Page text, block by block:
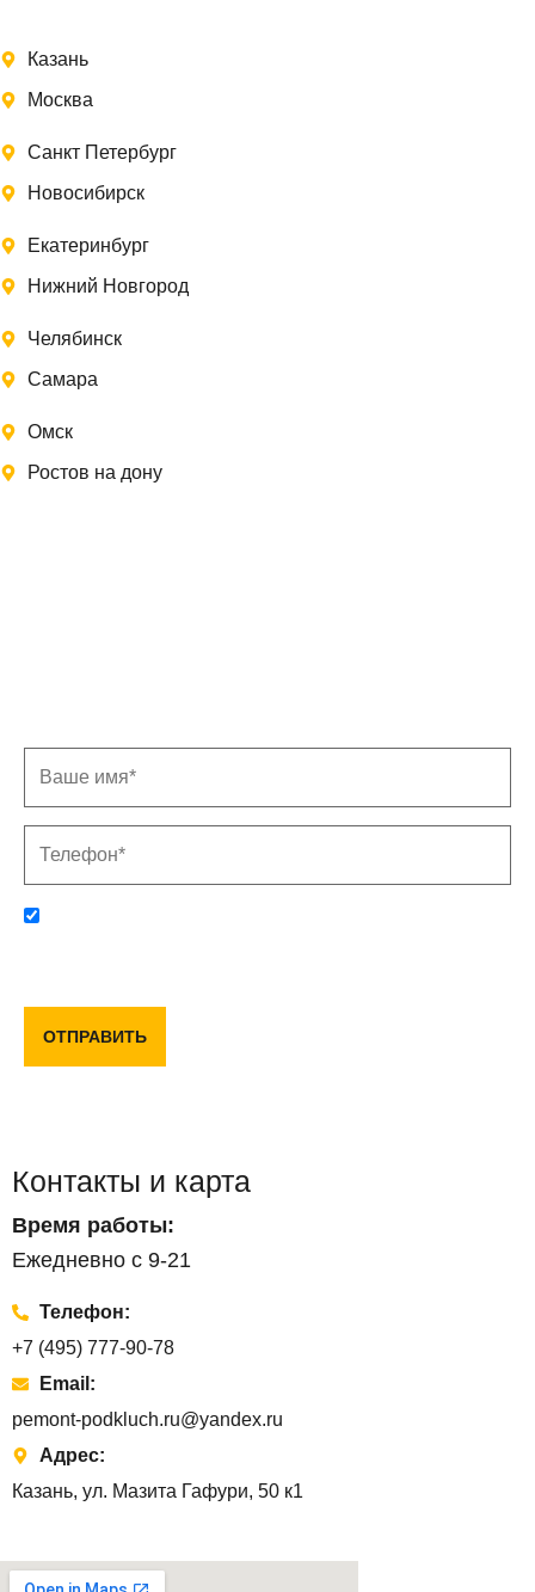
Казань
Москва
Санкт Петербург
Новосибирск
Екатеринбург
Нижний Новгород
Челябинск
Самара
Омск
Ростов на дону
ОТПРАВИТЬ
Контакты и карта
Время работы:
Ежедневно с 9-21
Телефон:
+7 (495) 777-90-78
Email:
pemont-podkluch.ru@yandex.ru
Адрес:
Казань, ул. Мазита Гафури, 50 к1